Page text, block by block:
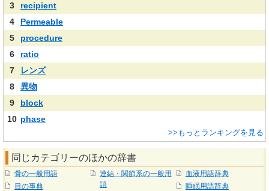
3
recipient
4
Permeable
5
procedure
6
ratio
7
レンズ
8
異物
9
block
10 phase
>>もっとランキングを見る
同じカテゴリーのほかの辞書
骨の一般用語
目の事典
連結・関節系の一般用
語
血液用語辞典
睡眠用語辞典